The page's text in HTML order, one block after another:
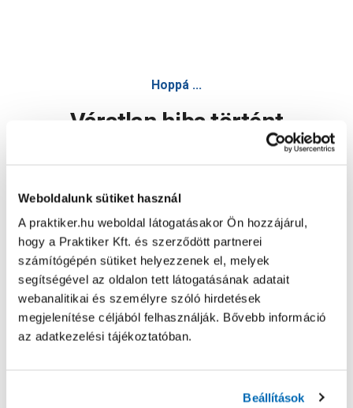
Weboldalunk sütiket használ
A praktiker.hu weboldal látogatásakor Ön hozzájárul,
hogy a Praktiker Kft. és szerződött partnerei
számítógépén sütiket helyezzenek el, melyek
segítségével az oldalon tett látogatásának adatait
webanalitikai és személyre szóló hirdetések
megjelenítése céljából felhasználják. Bővebb információ
az adatkezelési tájékoztatóban.
Beállítások
Hoppá ...
Váratlan hiba történt
Oldal újratöltése